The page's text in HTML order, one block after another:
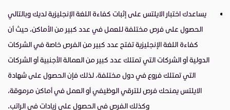
يساعدك اختبار الايلتس على إثبات كفاءة اللغة الإنجليزية لديك وبالتالي
الحصول على فرص مختلفة للعمل في عدد كبير من الأماكن، حيث أن
كفاءة اللغة الإنجليزية تفتح عدد كبير من الفرص خاصة في الشركات
الدولية أو الشركات التي تمتلك عدد كبير من العمالة الأجنبية أو الشركات
التي تمتلك فروع في دول مختلفة، لذلك فإن الحصول على شهادة
الايلتس يمنحك فرص للترقي الوظيفي أو العمل في أماكن مرموقة،
وكذلك الفرص في الحصول على زيادات في الراتب.